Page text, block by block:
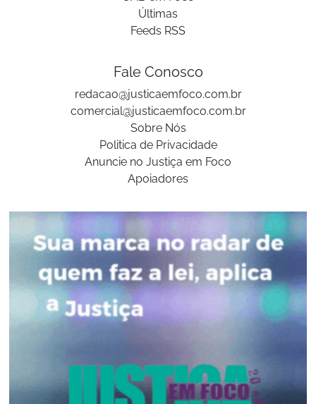
Últimas
Feeds RSS
Fale Conosco
redacao@justicaemfoco.com.br
comercial@justicaemfoco.com.br
Sobre Nós
Politica de Privacidade
Anuncie no Justiça em Foco
Apoiadores